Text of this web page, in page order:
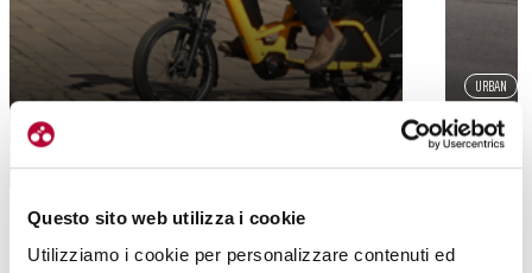
Questo sito web utilizza i cookie
Utilizziamo i cookie per personalizzare contenuti ed
LOADY, LA (MINI) CARGO-BIKE
MODULABILE DI VELO DE VILLE
URBAN
MULI